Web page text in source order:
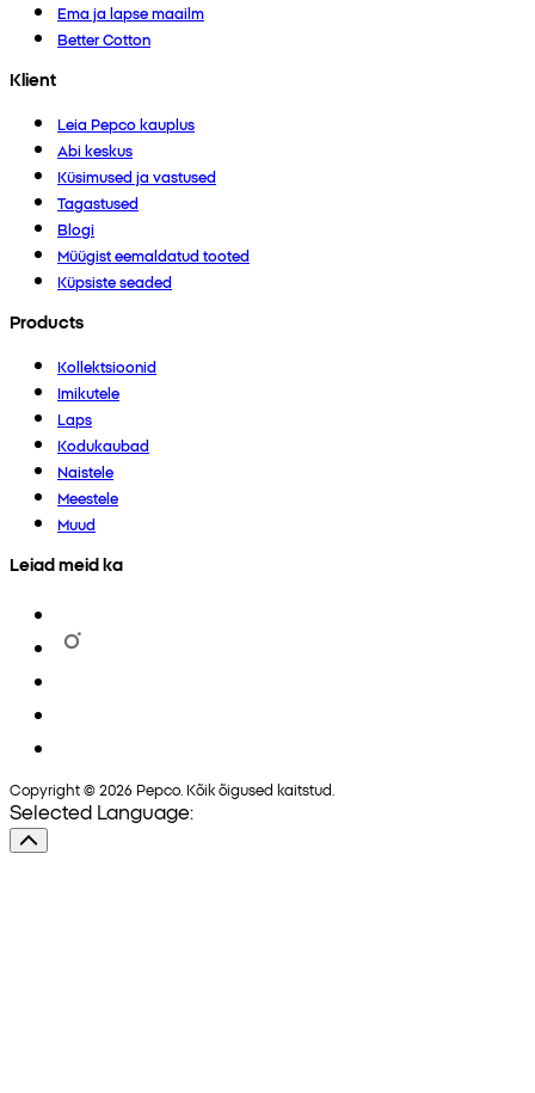
Ema ja lapse maailm
Better Cotton
Klient
Leia Pepco kauplus
Abi keskus
Küsimused ja vastused
Tagastused
Blogi
Müügist eemaldatud tooted
Küpsiste seaded
Products
Kollektsioonid
Imikutele
Laps
Kodukaubad
Naistele
Meestele
Muud
Leiad meid ka
Copyright © 2026 Pepco. Kõik õigused kaitstud.
Selected Language: